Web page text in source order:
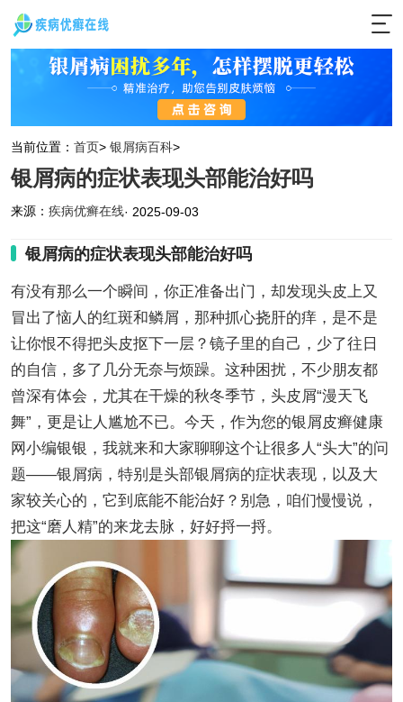
当前位置： 首页> 银屑病百科>
银屑病的症状表现头部能治好吗
来源： 疾病优癣在线· 2025-09-03
银屑病的症状表现头部能治好吗
有没有那么一个瞬间，你正准备出门，却发现头皮上又
冒出了恼人的红斑和鳞屑，那种抓心挠肝的痒，是不是
让你恨不得把头皮抠下一层？镜子里的自己，少了往日
的自信，多了几分无奈与烦躁。这种困扰，不少朋友都
曾深有体会，尤其在干燥的秋冬季节，头皮屑“漫天飞
舞”，更是让人尴尬不已。今天，作为您的银屑皮癣健康
网小编银银，我就来和大家聊聊这个让很多人“头大”的问
题——银屑病，特别是头部银屑病的症状表现，以及大
家较关心的，它到底能不能治好？别急，咱们慢慢说，
把这“磨人精”的来龙去脉，好好捋一捋。